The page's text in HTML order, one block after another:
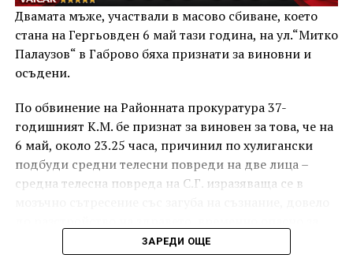
Двамата мъже, участвали в масово сбиване, което
стана на Гергьовден 6 май тази година, на ул.“Митко
Палаузов“ в Габрово бяха признати за виновни и
осъдени.
По обвинение на Районната прокуратура 37-
годишният К.М. бе признат за виновен за това, че на
6 май, около 23.25 часа, причинил по хулигански
подбуди средни телесни повреди на две лица –
средна телесна повреда на С.Г. изразяваща се в
живота, и лека телесна повреда на Х.С., която бе с
порезна рана на петия пръст на дясната ръка,
ЗАРЕДИ ОЩЕ